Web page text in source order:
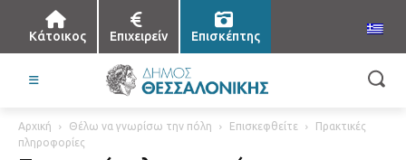
Κάτοικος Επιχειρείν Επισκέπτης
Αρχική Θέλω να γνωρίσω την πόλη Επισκεφθείτε
Πρακτικές
πληροφορίες